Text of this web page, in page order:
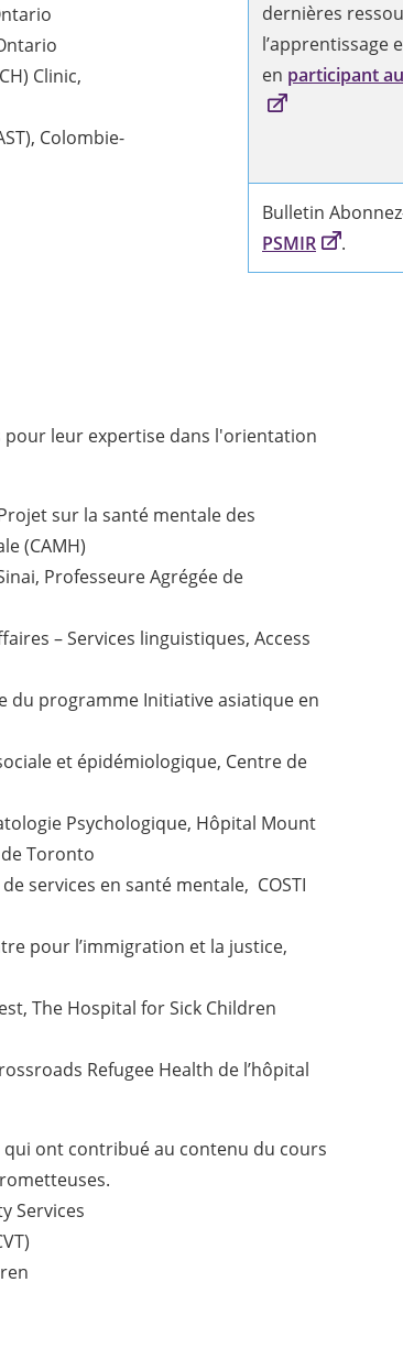
Clinic,
Colombie-
dernières
l’apprentissage
en participant
Bulletin
PSMIR
.
leur expertise dans l'orientation
sur la santé mentale des
(CAMH)
Professeure Agrégée de
– Services linguistiques, Access
du programme Initiative asiatique en
et épidémiologique, Centre de
Psychologique, Hôpital Mount
Toronto
services en santé mentale, COSTI
pour l’immigration et la justice,
The Hospital for Sick Children
Refugee Health de l’hôpital
ont contribué au contenu du cours
Services